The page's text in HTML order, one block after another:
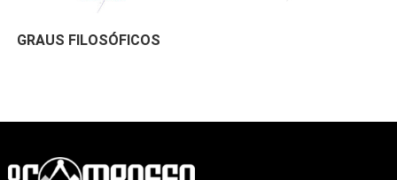
GRAUS FILOSÓFICOS